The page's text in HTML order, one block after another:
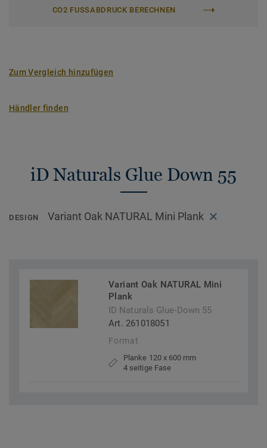
Link zur Kollektion).
CO2 FUSSABDRUCK BERECHNEN
Zum Vergleich hinzufügen
Händler finden
iD Naturals Glue Down 55
DESIGN Variant Oak NATURAL Mini Plank
Variant Oak NATURAL Mini
Plank
ID Naturals Glue-Down 55
Art. 261018051
Format
Planke 120 x 600 mm
4 seitige Fase